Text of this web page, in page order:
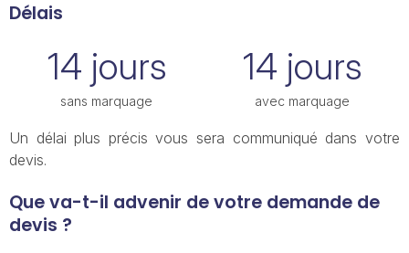
Délais
14 jours
sans marquage
14 jours
avec marquage
Un délai plus précis vous sera communiqué dans votre
devis.
Que va-t-il advenir de votre demande de
devis ?